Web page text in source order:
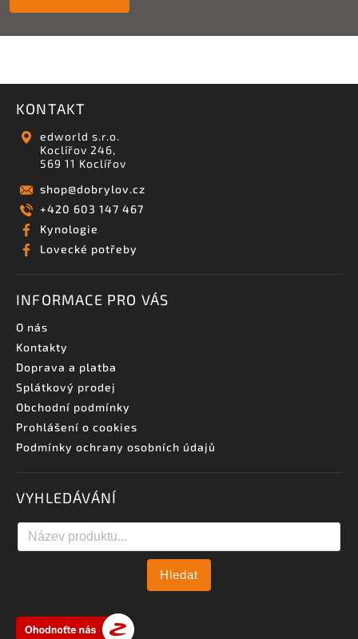
KONTAKT
edworld s.r.o.
Koclířov 246,
569 11 Koclířov
shop@dobrylov.cz
+420 603 147 467
Kynologie
Lovecké potřeby
INFORMACE PRO VÁS
O nás
Kontakty
Doprava a platba
Splátkový prodej
Obchodní podmínky
Prohlášení o cookies
Podmínky ochrany osobních údajů
VYHLEDÁVÁNÍ
Hledat